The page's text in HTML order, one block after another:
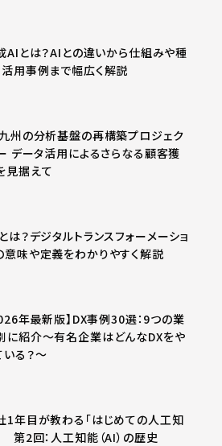
AIとは？AIとの違いから仕組みや種
活用事例まで幅広く解説
州の分析基盤の再構築プロジェク
データ活用によるさらなる顧客獲
見据えて
は？デジタルトランスフォーメーショ
意味や定義をわかりやすく解説
年最新版】DX事例30選：9つの業
に紹介～有名企業はどんなDXをや
いる？～
1年目が教わる「はじめての人工知
第2回：人工知能（AI）の歴史